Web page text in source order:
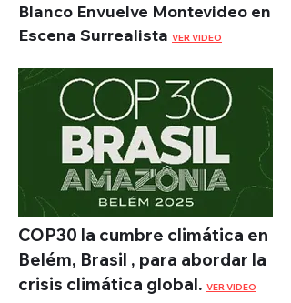
Blanco Envuelve Montevideo en
Escena Surrealista VER VIDEO
COP30 la cumbre climática en
Belém, Brasil , para abordar la
crisis climática global. VER VIDEO